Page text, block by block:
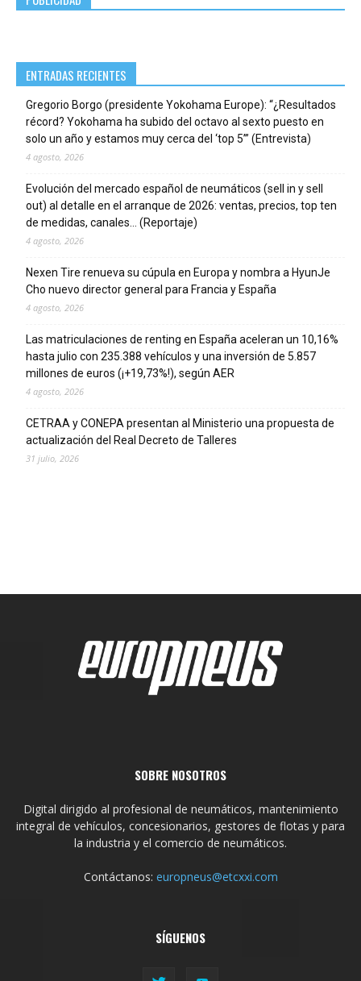
ENTRADAS RECIENTES
Gregorio Borgo (presidente Yokohama Europe): “¿Resultados
récord? Yokohama ha subido del octavo al sexto puesto en
solo un año y estamos muy cerca del ‘top 5’” (Entrevista)
4 agosto, 2026
Evolución del mercado español de neumáticos (sell in y sell
out) al detalle en el arranque de 2026: ventas, precios, top ten
de medidas, canales… (Reportaje)
4 agosto, 2026
Nexen Tire renueva su cúpula en Europa y nombra a HyunJe
Cho nuevo director general para Francia y España
4 agosto, 2026
Las matriculaciones de renting en España aceleran un 10,16%
hasta julio con 235.388 vehículos y una inversión de 5.857
millones de euros (¡+19,73%!), según AER
4 agosto, 2026
CETRAA y CONEPA presentan al Ministerio una propuesta de
actualización del Real Decreto de Talleres
31 julio, 2026
SOBRE NOSOTROS
Digital dirigido al profesional de neumáticos, mantenimiento
integral de vehículos, concesionarios, gestores de flotas y para
la industria y el comercio de neumáticos.
Contáctanos: europneus@etcxxi.com
SÍGUENOS